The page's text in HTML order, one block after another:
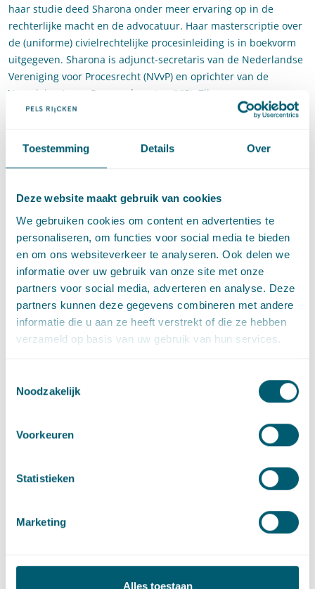
Toestemming Details Over
Deze website maakt gebruik van cookies
We gebruiken cookies om content en advertenties te
personaliseren, om functies voor social media te bieden
en om ons websiteverkeer te analyseren. Ook delen we
informatie over uw gebruik van onze site met onze
partners voor social media, adverteren en analyse. Deze
partners kunnen deze gegevens combineren met andere
informatie die u aan ze heeft verstrekt of die ze hebben
verzameld op basis van uw gebruik van hun services.
Noodzakelijk
Voorkeuren
Statistieken
Marketing
Alles toestaan
haar studie deed Sharona onder meer ervaring op in de
rechterlijke macht en de advocatuur. Haar masterscriptie over
de (uniforme) civielrechtelijke procesinleiding is in boekvorm
uitgegeven. Sharona is adjunct-secretaris van de Nederlandse
Vereniging voor Procesrecht (NVvP) en oprichter van de
Vereniging Jonge Procesadvocaten (VJP). Zij
publiceert regelmatig over het burgerlijk procesrecht.
Contact
:sharona.heeroma@pelsrijcken.nlStuur een e-mail naar
LinkedIn Ga naar het LinkedIn profiel van Sharona Heeroma
Expertises
Litigation and Arbitration
Aansprakelijkheid, schade en verzekering
Sector
Centrale overheid